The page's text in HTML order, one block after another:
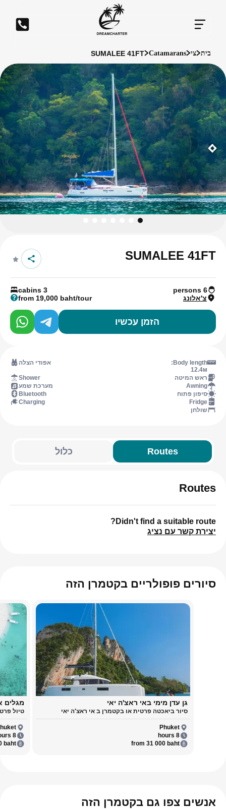
בית צי Catamarans
SUMALEE 41FT
SUMALEE 41FT
6 persons
3 cabins
צ'אלונג
from 19,000 baht/tour
הזמן עכשיו
Body length:
12.4м
אפודי הצלה
ראש המיטה
Shower
Awning
מערכת שמע
סיפון פתוח
Bluetooth
Fridge
Charging
שולחן
Routes כלול
Routes
Didn't find a suitable route?
יצירת קשר עם נציג
סיורים פופולריים בקטמרן הזה
גן עדן מימי באי ראצ'ה יאי
סיור ביאכטה פרטית או בקטמרן ב אי ראצ'ה יאי
Phuket
8 hours
from 31 000 baht
מגלים
טיול
8 hours
baht
אנשים צפו גם בקטמרן הזה